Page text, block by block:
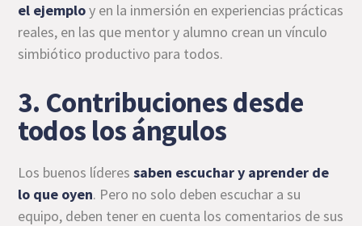
el ejemploy en la inmersión en experiencias prácticas
reales, en las que mentor y alumno crean un vínculo
simbiótico productivo para todos.
3. Contribuciones desde
todos los ángulos
Los buenos líderessaben escuchar y aprender de
lo que oyen. Pero no solo deben escuchar a su
equipo, deben tener en cuenta los comentarios de sus